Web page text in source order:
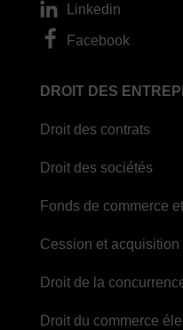
Linkedin
Facebook
DROIT DES
Droit des contrats
Droit des sociétés
Fonds de commerce
Cession et acquisition
Droit de la
Droit du commerce